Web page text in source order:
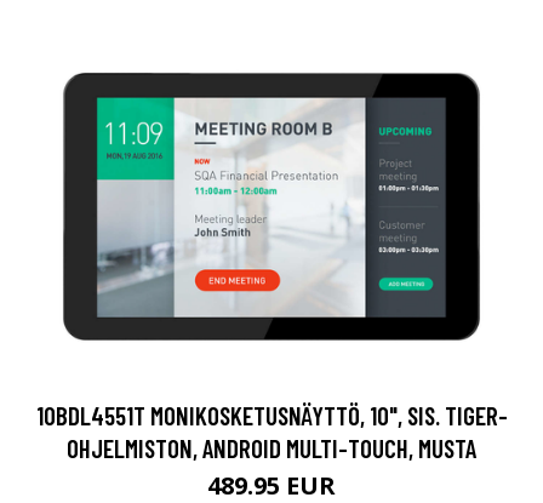
10BDL4551T MONIKOSKETUSNÄYTTÖ, 10", SIS. TIGER-
OHJELMISTON, ANDROID MULTI-TOUCH, MUSTA
489.95 EUR